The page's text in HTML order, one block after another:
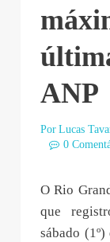
ANP
Por Lucas
0
O Rio
que
sábado